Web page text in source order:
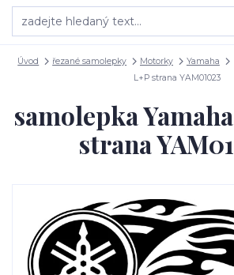
Úvod řezané samolepky Motorky Yamaha
L+P strana YAM01023
samolepka
strana